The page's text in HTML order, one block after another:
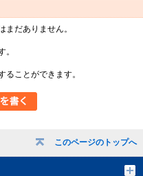
このページのトップへ
まだありません。
。
ることができます。